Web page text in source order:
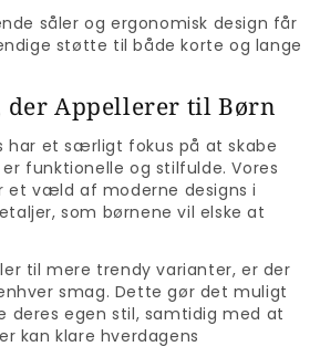
såler og ergonomisk design får
støtte til både korte og lange
der Appellerer til Børn
har et særligt fokus på at skabe
funktionelle og stilfulde. Vores
et væld af moderne designs i
som børnene vil elske at
til mere trendy varianter, er der
smag. Dette gør det muligt
deres egen stil, samtidig med at
kan klare hverdagens